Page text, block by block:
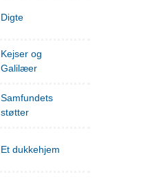
Digte
Kejser og
Galilæer
Samfundets
støtter
Et dukkehjem